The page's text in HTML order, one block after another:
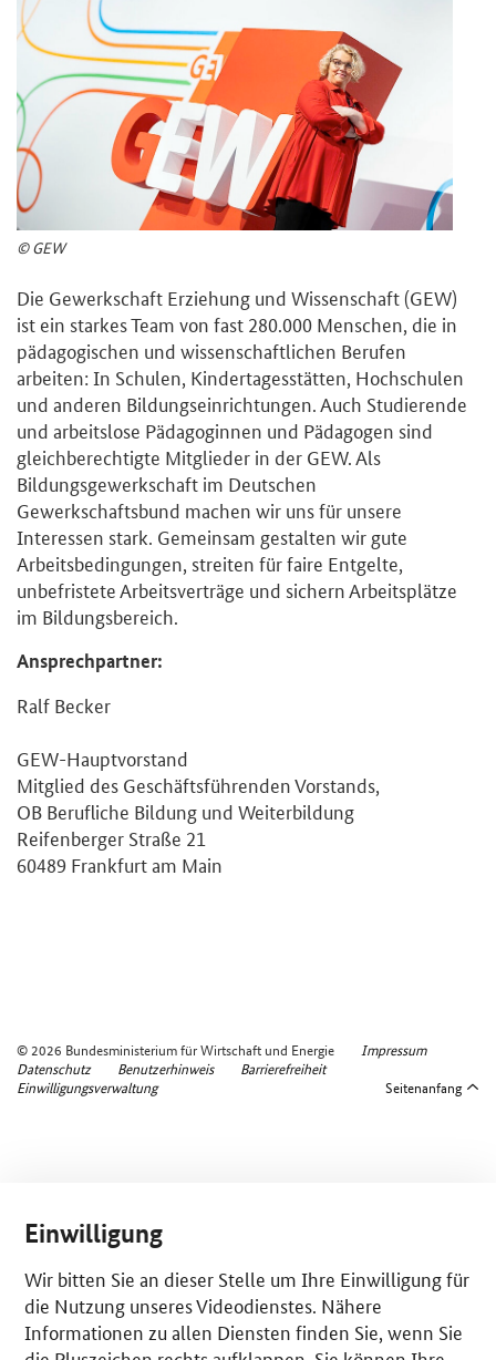
© GEW
Die Gewerkschaft Erziehung und Wissenschaft (GEW)
ist ein starkes Team von fast 280.000 Menschen, die in
pädagogischen und wissenschaftlichen Berufen
arbeiten: In Schulen, Kindertagesstätten, Hochschulen
und anderen Bildungseinrichtungen. Auch Studierende
und arbeitslose Pädagoginnen und Pädagogen sind
gleichberechtigte Mitglieder in der GEW. Als
Bildungsgewerkschaft im Deutschen
Gewerkschaftsbund machen wir uns für unsere
Interessen stark. Gemeinsam gestalten wir gute
Arbeitsbedingungen, streiten für faire Entgelte,
unbefristete Arbeitsverträge und sichern Arbeitsplätze
im Bildungsbereich.
Ansprechpartner:
Ralf Becker
GEW-Hauptvorstand
Mitglied des Geschäftsführenden Vorstands,
OB Berufliche Bildung und Weiterbildung
Reifenberger Straße 21
60489 Frankfurt am Main
© 2026 Bundesministerium für Wirtschaft und Energie
Impressum
Datenschutz
Benutzerhinweis
Barrierefreiheit
Einwilligungsverwaltung
Seitenanfang
Einwilligung
Wir bitten Sie an dieser Stelle um Ihre Einwilligung für
die Nutzung unseres Videodienstes. Nähere
Informationen zu allen Diensten finden Sie, wenn Sie